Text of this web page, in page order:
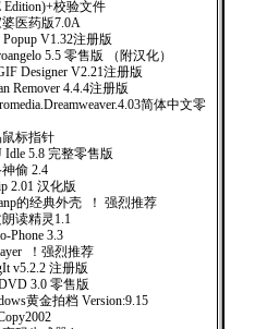
Edition)+校验文件
医药版7.0A
Popup V1.32注册版
5.5 零售版 （附汉化）
Designer V2.21注册版
Remover 4.4.4注册版
简体中文零
标指针
Idle 5.8 完整零售版
神偷 2.4
2.01 汉化版
的经典外壳 ！ 强烈推荐
读精灵1.1
Phone 3.3
！强烈推荐
v5.2.2 注册版
3.0 零售版
黄金拍档 Version:9.15